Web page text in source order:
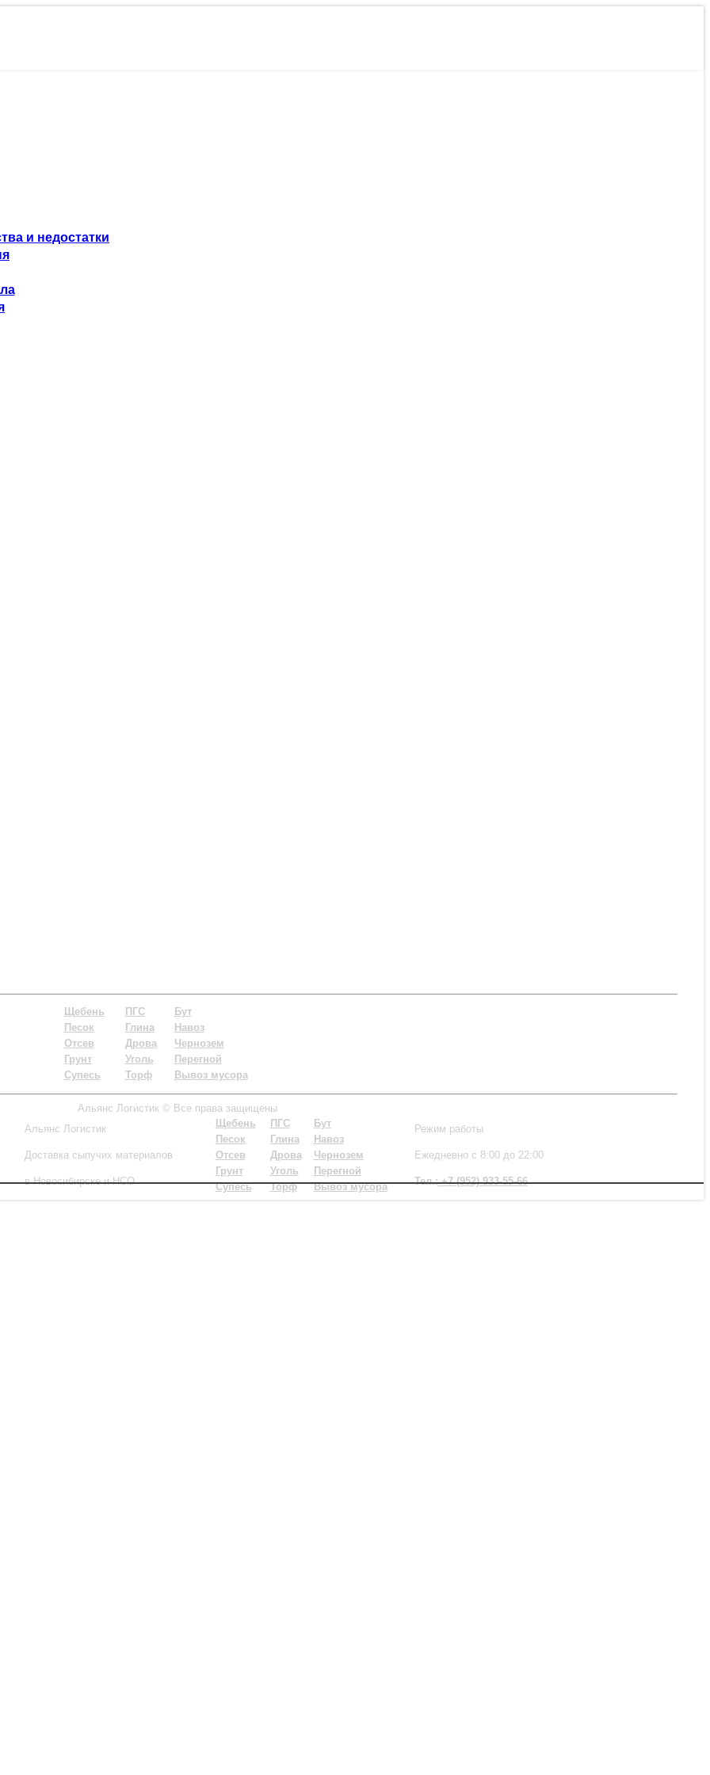
и недостатки
Щебень
Песок
Отсев
Грунт
Супесь
ПГС
Глина
Дрова
Уголь
Торф
Бут
Навоз
Чернозем
Перегной
Вывоз мусора
Альянс Логистик © Все права защищены
Альянс Логистик
Доставка сыпучих материалов
в Новосибирске и НСО
Щебень
Песок
Отсев
Грунт
Супесь
ПГС
Глина
Дрова
Уголь
Торф
Бут
Навоз
Чернозем
Перегной
Вывоз мусора
Режим работы
Ежедневно с 8:00 до 22:00
Тел.:+7 (952) 933-55-66